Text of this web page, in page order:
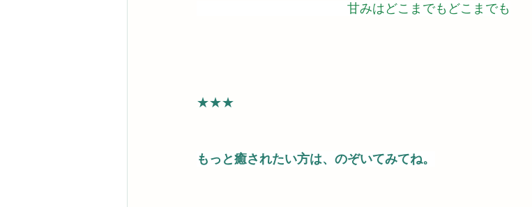
甘みはどこまでもどこまでも
★★★
もっと癒されたい方は、のぞいてみてね。